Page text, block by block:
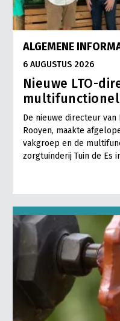
ALGEMENE
6 AUGUSTUS 2026
Nieuwe LTO-
De nieuwe directeur van
Rooyen, maakte
vakgroep en de
zorgtuinderij Tuin de Es